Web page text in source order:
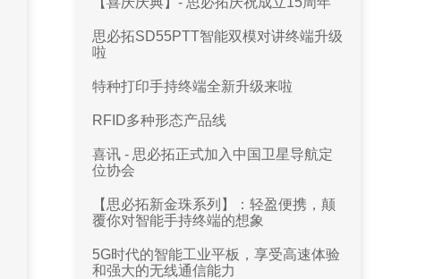
思必拓SD55PTT智能双模对讲终端升级
啦
特种打印手持终端全新升级来啦
RFID多种形态产品线
喜讯 - 思必拓正式加入中国卫星导航定
位协会
【思必拓新金珠系列】：轻盈便携，颠
覆你对智能手持终端的想象
5G时代的智能工业平板，享受高速体验
和强大的无线通信能力